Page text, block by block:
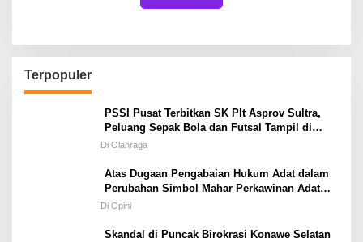
Terpopuler
PSSI Pusat Terbitkan SK Plt Asprov Sultra,
Peluang Sepak Bola dan Futsal Tampil di
Porprov Tetap Terbuka
Di Olahraga
Atas Dugaan Pengabaian Hukum Adat dalam
Perubahan Simbol Mahar Perkawinan Adat
Masyarakat Pulau Wawonii
Di Opini
Skandal di Puncak Birokrasi Konawe Selatan